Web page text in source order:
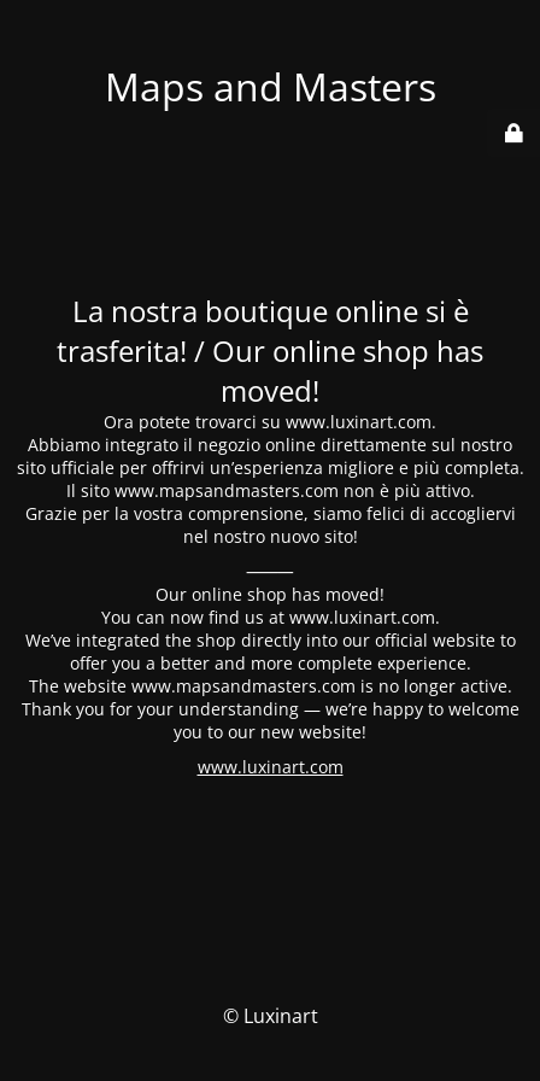
Maps and Masters
La nostra boutique online si è
trasferita! / Our online shop has
moved!
Ora potete trovarci su www.luxinart.com.
Abbiamo integrato il negozio online direttamente sul nostro
sito ufficiale per offrirvi un’esperienza migliore e più completa.
Il sito www.mapsandmasters.com non è più attivo.
Grazie per la vostra comprensione, siamo felici di accogliervi
nel nostro nuovo sito!
⸻
Our online shop has moved!
You can now find us at www.luxinart.com.
We’ve integrated the shop directly into our official website to
offer you a better and more complete experience.
The website www.mapsandmasters.com is no longer active.
Thank you for your understanding — we’re happy to welcome
you to our new website!
www.luxinart.com
© Luxinart